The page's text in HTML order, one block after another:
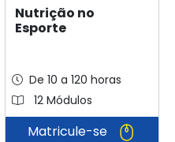
Nutrição no
Esporte
De 10 a 120 horas
12 Módulos
Matricule-se